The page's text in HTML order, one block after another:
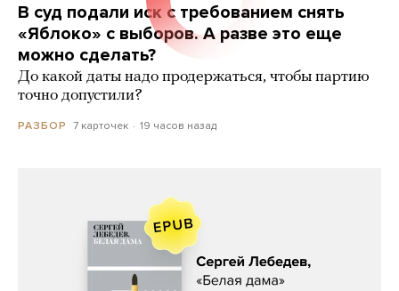
В суд подали иск с требованием снять
«Яблоко» с выборов. А разве это еще
можно сделать?
До какой даты надо продержаться, чтобы партию
точно допустили?
РАЗБОР 7 карточек 19 часов назад